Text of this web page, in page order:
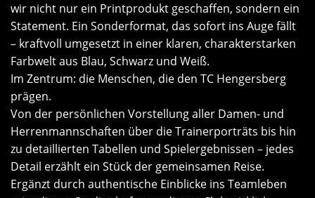
wir nicht nur ein Printprodukt geschaffen, sondern ein
Statement. Ein Sonderformat, das sofort ins Auge fällt
– kraftvoll umgesetzt in einer klaren, charakterstarken
Farbwelt aus Blau, Schwarz und Weiß.
Im Zentrum: die Menschen, die den TC Hengersberg
prägen.
Von der persönlichen Vorstellung aller Damen- und
Herrenmannschaften über die Trainerporträts bis hin
zu detaillierten Tabellen und Spielergebnissen – jedes
Detail erzählt ein Stück der gemeinsamen Reise.
Ergänzt durch authentische Einblicke ins Teamleben